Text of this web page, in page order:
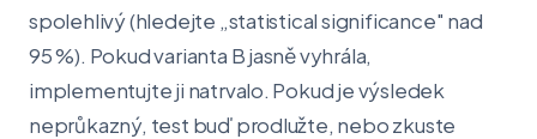
spolehlivý (hledejte „statistical significance" nad
95 %). Pokud varianta B jasně vyhrála,
implementujte ji natrvalo. Pokud je výsledek
neprůkazný, test buď prodlužte, nebo zkuste